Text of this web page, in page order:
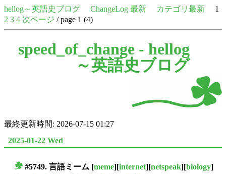
hellog～英語史ブログ ChangeLog 最新 カテゴリ最新 1
2 3 4 次ページ / page 1 (4)
speed_of_change - hellog
～英語史ブログ
最終更新時間: 2026-07-15 01:27
2025-01-22 Wed
#5749. 言語ミーム [meme][internet][netspeak][biology]